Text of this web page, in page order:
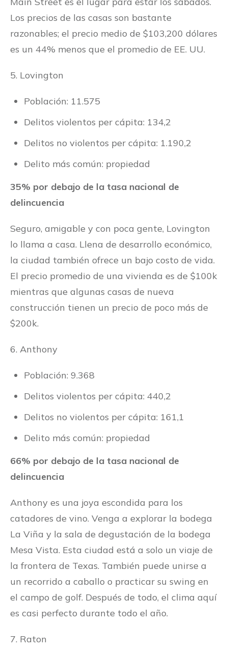
Los precios de las casas son bastante
razonables; el precio medio de $103,200 dólares
es un 44% menos que el promedio de EE. UU.
5. Lovington
Población: 11.575
Delitos violentos per cápita: 134,2
Delitos no violentos per cápita: 1.190,2
Delito más común: propiedad
35% por debajo de la tasa nacional de
delincuencia
Seguro, amigable y con poca gente, Lovington
lo llama a casa. Llena de desarrollo económico,
la ciudad también ofrece un bajo costo de vida.
El precio promedio de una vivienda es de $100k
mientras que algunas casas de nueva
construcción tienen un precio de poco más de
$200k.
6. Anthony
Población: 9.368
Delitos violentos per cápita: 440,2
Delitos no violentos per cápita: 161,1
Delito más común: propiedad
66% por debajo de la tasa nacional de
delincuencia
Anthony es una joya escondida para los
catadores de vino. Venga a explorar la bodega
La Viña y la sala de degustación de la bodega
Mesa Vista. Esta ciudad está a solo un viaje de
la frontera de Texas. También puede unirse a
un recorrido a caballo o practicar su swing en
el campo de golf. Después de todo, el clima aquí
es casi perfecto durante todo el año.
7. Raton